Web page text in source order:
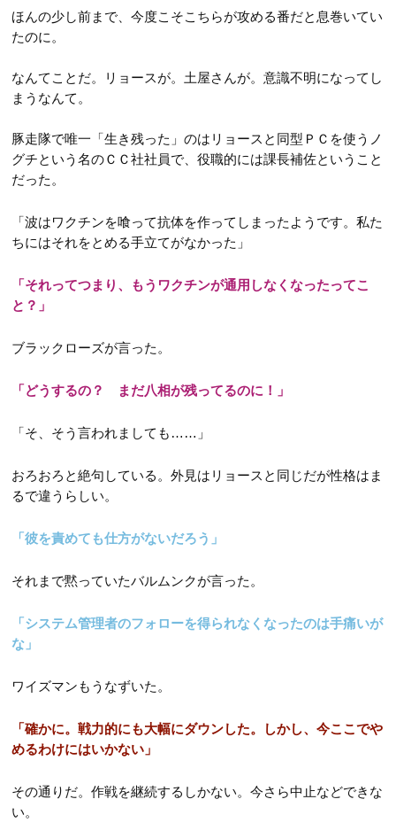
第15話
第17話
第19話
第22話
第36話
第38話
第40話
第42話
第66話
第68話 NEW
ほんの少し前まで、今度こそこちらが攻める番だと息巻いてい
たのに。
なんてことだ。リョースが。土屋さんが。意識不明になってし
まうなんて。
豚走隊で唯一「生き残った」のはリョースと同型ＰＣを使うノ
グチという名のＣＣ社社員で、役職的には課長補佐ということ
だった。
「波はワクチンを喰って抗体を作ってしまったようです。私た
ちにはそれをとめる手立てがなかった」
「それってつまり、もうワクチンが通用しなくなったってこ
と？」
ブラックローズが言った。
「どうするの？ まだ八相が残ってるのに！」
「そ、そう言われましても……」
おろおろと絶句している。外見はリョースと同じだが性格はま
るで違うらしい。
「彼を責めても仕方がないだろう」
それまで黙っていたバルムンクが言った。
「システム管理者のフォローを得られなくなったのは手痛いが
な」
ワイズマンもうなずいた。
「確かに。戦力的にも大幅にダウンした。しかし、今ここでや
めるわけにはいかない」
その通りだ。作戦を継続するしかない。今さら中止などできな
い。